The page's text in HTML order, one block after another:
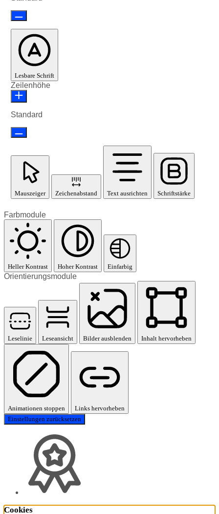
Lesbare Schrift
Zeilenhöhe
Standard
Mauszeiger Zeichenabstand Text ausrichten Schriftstärke
Farbmodule
Heller Kontrast Hoher Kontrast Einfarbig
Orientierungsmodule
Leselinie Leseansicht Bilder ausblenden Inhalt hervorheben
Animationen stoppen
Links hervorheben
Einstellungen zurücksetzen
Cookies